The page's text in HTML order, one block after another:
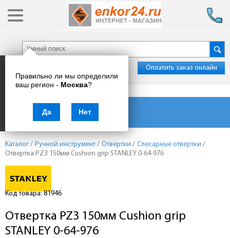
Правильно ли мы определили
ваш регион - Москва?
Да Нет
Оплатить заказ онлайн
Каталог товаров
Каталог / Ручной инструмент/ Отвёртки / Слесарные отвертки /
Отвертка PZ3 150мм Cushion grip STANLEY 0-64-976
Код товара: 81946
Отвертка PZ3 150мм Cushion grip
STANLEY 0-64-976